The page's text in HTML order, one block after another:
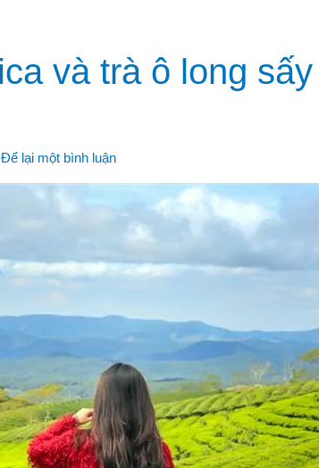
và trà ô long
Để lại một bình luận